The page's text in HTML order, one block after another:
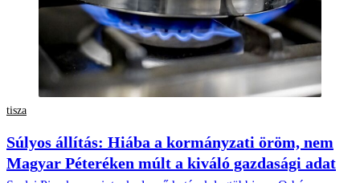
tisza
Súlyos állítás: Hiába a kormányzati öröm, nem
Magyar Péteréken múlt a kiváló gazdasági adat